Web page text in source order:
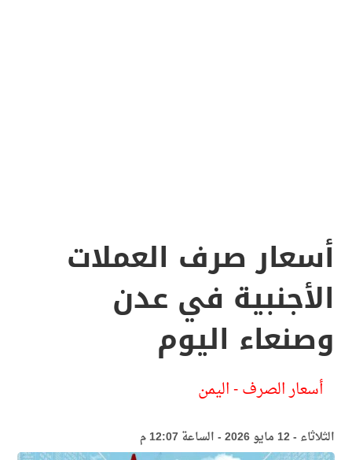
أسعار صرف العملات
الأجنبية في عدن
وصنعاء اليوم
أسعار الصرف - اليمن
الثلاثاء - 12 مايو 2026 - الساعة 12:07 م